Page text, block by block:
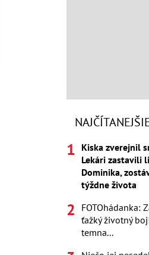
Kiska zverejnil
Lekári zastavili
Dominika,
týždne života
FOTOhádanka:
ťažký životný
temna...